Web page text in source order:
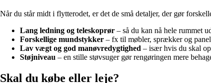
Når du står midt i flytterodet, er det de små detaljer, der gør
Lang ledning og teleskoprør – så du kan nå hele rummet
Forskellige mundstykker – fx til møbler, sprækker og
Lav vægt og god manøvredygtighed – især hvis du skal
Støjniveau – en stille støvsuger gør rengøringen mere
Skal du købe eller leje?